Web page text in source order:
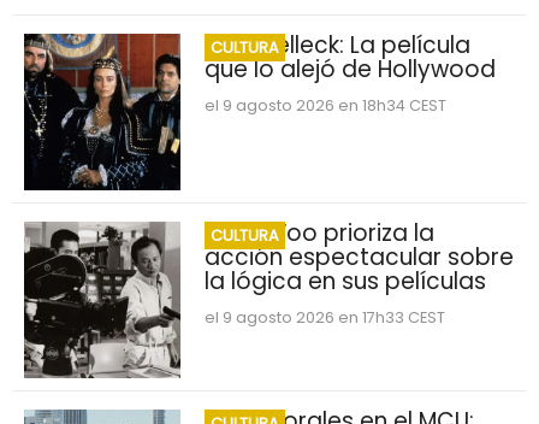
CULTURA
Tom Selleck: La película
que lo alejó de Hollywood
el 9 agosto 2026 en 18h34 CEST
CULTURA
John Woo prioriza la
acción espectacular sobre
la lógica en sus películas
el 9 agosto 2026 en 17h33 CEST